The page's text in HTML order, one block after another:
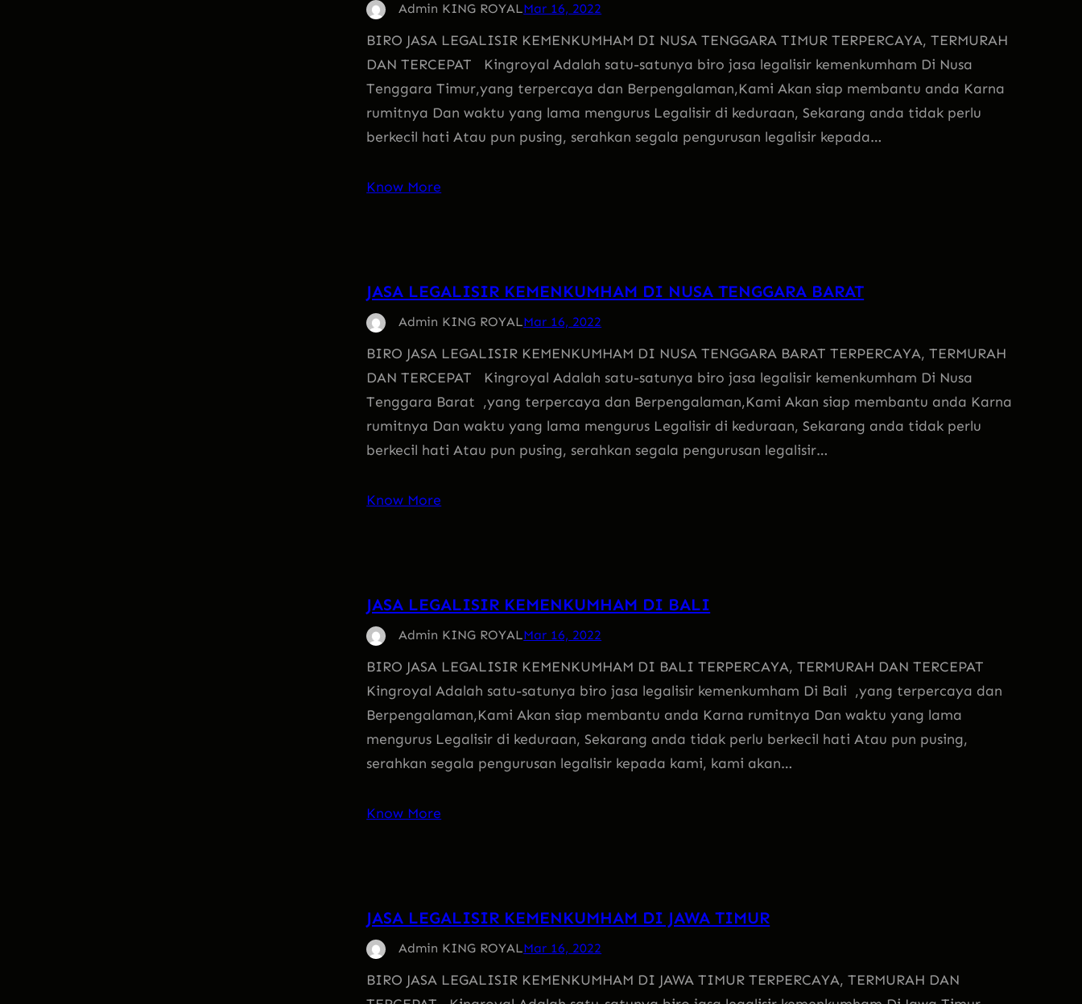
Admin KING ROYALMar 16, 2022
BIRO JASA LEGALISIR KEMENKUMHAM DI NUSA TENGGARA TIMUR TERPERCAYA, TERMURAH
DAN TERCEPAT Kingroyal Adalah satu-satunya biro jasa legalisir kemenkumham Di Nusa
Tenggara Timur,yang terpercaya dan Berpengalaman,Kami Akan siap membantu anda Karna
rumitnya Dan waktu yang lama mengurus Legalisir di keduraan, Sekarang anda tidak perlu
berkecil hati Atau pun pusing, serahkan segala pengurusan legalisir kepada…
Know More
JASA LEGALISIR KEMENKUMHAM DI NUSA TENGGARA BARAT
Admin KING ROYALMar 16, 2022
BIRO JASA LEGALISIR KEMENKUMHAM DI NUSA TENGGARA BARAT TERPERCAYA, TERMURAH
DAN TERCEPAT Kingroyal Adalah satu-satunya biro jasa legalisir kemenkumham Di Nusa
Tenggara Barat ,yang terpercaya dan Berpengalaman,Kami Akan siap membantu anda Karna
rumitnya Dan waktu yang lama mengurus Legalisir di keduraan, Sekarang anda tidak perlu
berkecil hati Atau pun pusing, serahkan segala pengurusan legalisir…
Know More
JASA LEGALISIR KEMENKUMHAM DI BALI
Admin KING ROYALMar 16, 2022
BIRO JASA LEGALISIR KEMENKUMHAM DI BALI TERPERCAYA, TERMURAH DAN TERCEPAT
Kingroyal Adalah satu-satunya biro jasa legalisir kemenkumham Di Bali ,yang terpercaya dan
Berpengalaman,Kami Akan siap membantu anda Karna rumitnya Dan waktu yang lama
mengurus Legalisir di keduraan, Sekarang anda tidak perlu berkecil hati Atau pun pusing,
serahkan segala pengurusan legalisir kepada kami, kami akan…
Know More
JASA LEGALISIR KEMENKUMHAM DI JAWA TIMUR
Admin KING ROYALMar 16, 2022
BIRO JASA LEGALISIR KEMENKUMHAM DI JAWA TIMUR TERPERCAYA, TERMURAH DAN